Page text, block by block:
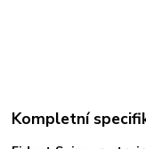
Kompletní